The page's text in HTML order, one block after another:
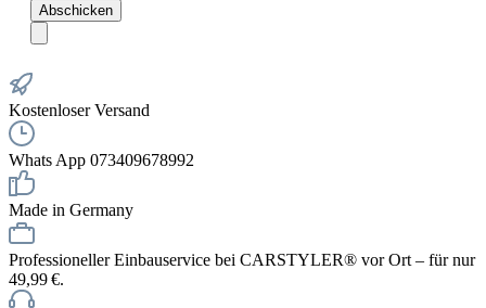
Abschicken
Kostenloser Versand
Whats App 073409678992
Made in Germany
Professioneller Einbauservice bei CARSTYLER® vor Ort – für nur
49,99 €.